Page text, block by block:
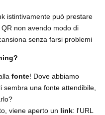
istintivamente può prestare
non avendo modo di
senza farsi problemi
fonte! Dove abbiamo
una fonte attendibile,
viene aperto un link: l'URL